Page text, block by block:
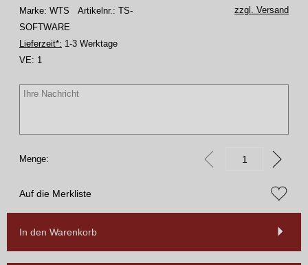
Marke: WTS Artikelnr.: TS-
SOFTWARE
Lieferzeit*: 1-3 Werktage
VE: 1
zzgl. Versand
Menge:
Auf die Merkliste
In den Warenkorb